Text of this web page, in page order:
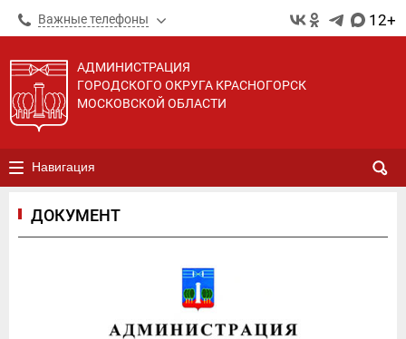
Важные телефоны 12+
АДМИНИСТРАЦИЯ
ГОРОДСКОГО ОКРУГА КРАСНОГОРСК
МОСКОВСКОЙ ОБЛАСТИ
Навигация
ДОКУМЕНТ